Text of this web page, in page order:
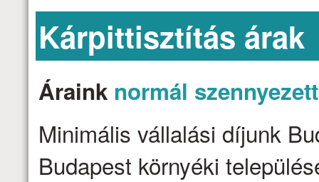
Kárpittisztítás árak
Áraink normál
Minimális vállalási díjunk
Budapest környéki